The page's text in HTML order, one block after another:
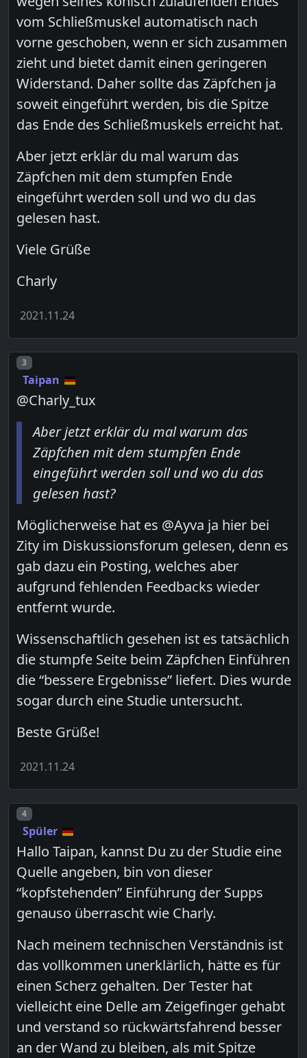
vom Schließmuskel automatisch nach
vorne geschoben, wenn er sich zusammen
zieht und bietet damit einen geringeren
Widerstand. Daher sollte das Zäpfchen ja
soweit eingeführt werden, bis die Spitze
das Ende des Schließmuskels erreicht hat.
Aber jetzt erklär du mal warum das
Zäpfchen mit dem stumpfen Ende
eingeführt werden soll und wo du das
gelesen hast.
Viele Grüße
Charly
2021.11.24
Post number
3
Taipan
@Charly_tux
Aber jetzt erklär du mal warum das
Zäpfchen mit dem stumpfen Ende
eingeführt werden soll und wo du das
gelesen hast?
Möglicherweise hat es @Ayva ja hier bei
Zity im Diskussionsforum gelesen, denn es
gab dazu ein Posting, welches aber
aufgrund fehlenden Feedbacks wieder
entfernt wurde.
Wissenschaftlich gesehen ist es tatsächlich
die stumpfe Seite beim Zäpfchen Einführen
die “bessere Ergebnisse” liefert. Dies wurde
sogar durch eine Studie untersucht.
Beste Grüße!
2021.11.24
Post number
4
Spüler
Hallo Taipan, kannst Du zu der Studie eine
Quelle angeben, bin von dieser
“kopfstehenden” Einführung der Supps
genauso überrascht wie Charly.
Nach meinem technischen Verständnis ist
das vollkommen unerklärlich, hätte es für
einen Scherz gehalten. Der Tester hat
vielleicht eine Delle am Zeigefinger gehabt
und verstand so rückwärtsfahrend besser
an der Wand zu bleiben, als mit Spitze